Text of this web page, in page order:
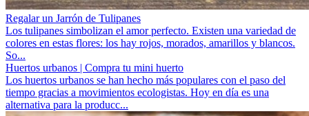
Regalar un Jarrón de Tulipanes
Los tulipanes simbolizan el amor perfecto. Existen una variedad de
colores en estas flores: los hay rojos, morados, amarillos y blancos.
So...
Huertos urbanos | Compra tu mini huerto
Los huertos urbanos se han hecho más populares con el paso del
tiempo gracias a movimientos ecologistas. Hoy en día es una
alternativa para la producc...